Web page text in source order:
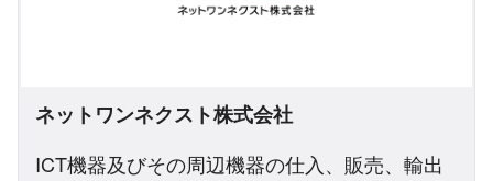
ネットワンネクスト株式会社
ICT機器及びその周辺機器の仕入、販売、輸出